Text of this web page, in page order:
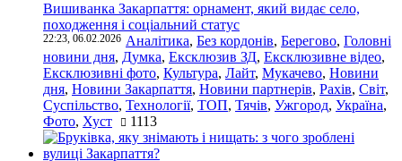
Вишиванка Закарпаття: орнамент, який видає село,
походження і соціальний статус
22:23, 06.02.2026 Аналітика, Без кордонів, Берегово, Головні
новини дня, Думка, Ексклюзив ЗД, Ексклюзивне відео,
Ексклюзивні фото, Культура, Лайт, Мукачево, Новини
дня, Новини Закарпаття, Новини партнерів, Рахів, Світ,
Суспільство, Технології, ТОП, Тячів, Ужгород, Україна,
Фото, Хуст 1113